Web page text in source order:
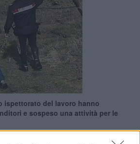
ispettorato del lavoro hanno
e sospeso una attività per le